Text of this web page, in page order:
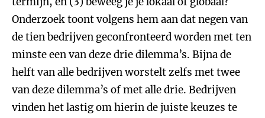
Onderzoek toont volgens hem aan dat negen van
de tien bedrijven geconfronteerd worden met ten
minste een van deze drie dilemma’s. Bijna de
helft van alle bedrijven worstelt zelfs met twee
van deze dilemma’s of met alle drie. Bedrijven
vinden het lastig om hierin de juiste keuzes te